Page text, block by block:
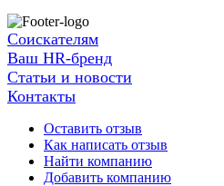
Соискателям
Ваш HR-бренд
Статьи и новости
Контакты
Оставить отзыв
Как написать отзыв
Найти компанию
Добавить компанию